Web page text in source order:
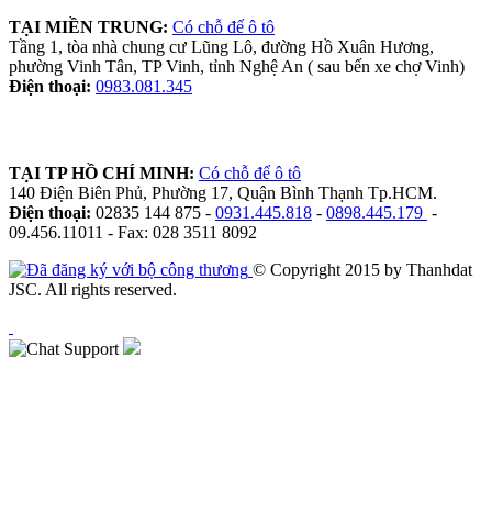
TẠI MIỀN TRUNG: Có chỗ để ô tô
Tầng 1, tòa nhà chung cư Lũng Lô, đường Hồ Xuân Hương,
phường Vinh Tân, TP Vinh, tỉnh Nghệ An ( sau bến xe chợ Vinh)
Điện thoại: 0983.081.345
TẠI TP HỒ CHÍ MINH: Có chỗ để ô tô
140 Điện Biên Phủ, Phường 17, Quận Bình Thạnh Tp.HCM.
Điện thoại: 02835 144 875 - 0931.445.818 - 0898.445.179 -
09.456.11011 - Fax: 028 3511 8092
© Copyright 2015 by Thanhdat
JSC. All rights reserved.